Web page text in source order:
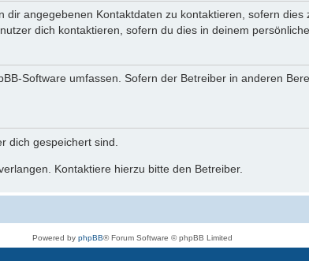
angegebenen Kontaktdaten zu kontaktieren, sofern
dich kontaktieren, sofern du dies in deinem
Software umfassen. Sofern der Betreiber in anderen
dich gespeichert sind.
Kontaktiere hierzu bitte den Betreiber.
Powered by phpBB® Forum Software © phpBB Limited